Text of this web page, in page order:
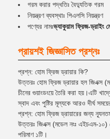
গরম করার পদ্ধতিঃ বৈদ্যুতিক গরম
নিয়ন্ত্রণ ব্যবস্থাঃ পিএলসি নিয়ন্ত্রণ
পণ্যের নামঃভ্যাকুয়াম ফ্রিজ-ড্রাইং
প্রায়শই জিজ্ঞাসিত প্রশ্নঃ
প্রশ্ন: হোম ফ্রিজ ড্রায়ার কি?
উত্তরঃ হোম ফ্রিজ ড্রায়ার হল জিএক্স
চীনের গুয়াংডংয়ে তৈরি করা হয়।এটি
স্বাদ এবং পুষ্টির মূল্যকে আরও দীর্ঘ
প্রশ্ন: হোম ফ্রিজ ড্রায়ারের জন্য
উত্তরঃ জিএক্স (মডেল নংঃ এইচএম-১০)
পরিমাণ ১টি।